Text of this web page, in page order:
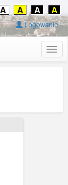
A A A A
Logowanie